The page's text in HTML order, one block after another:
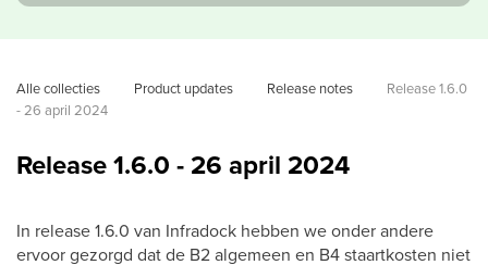
Alle collecties Product updates Release notes
Release 1.6.0
- 26 april 2024
Release 1.6.0 - 26 april 2024
In release 1.6.0 van Infradock hebben we onder andere
ervoor gezorgd dat de B2 algemeen en B4 staartkosten niet